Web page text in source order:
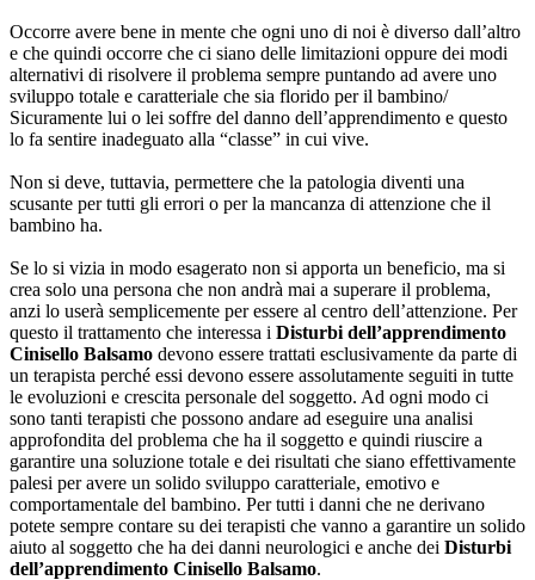
Occorre avere bene in mente che ogni uno di noi è diverso dall’altro
e che quindi occorre che ci siano delle limitazioni oppure dei modi
alternativi di risolvere il problema sempre puntando ad avere uno
sviluppo totale e caratteriale che sia florido per il bambino/
Sicuramente lui o lei soffre del danno dell’apprendimento e questo
lo fa sentire inadeguato alla “classe” in cui vive.
Non si deve, tuttavia, permettere che la patologia diventi una
scusante per tutti gli errori o per la mancanza di attenzione che il
bambino ha.
Se lo si vizia in modo esagerato non si apporta un beneficio, ma si
crea solo una persona che non andrà mai a superare il problema,
anzi lo userà semplicemente per essere al centro dell’attenzione. Per
questo il trattamento che interessa i Disturbi dell’apprendimento
Cinisello Balsamo devono essere trattati esclusivamente da parte di
un terapista perché essi devono essere assolutamente seguiti in tutte
le evoluzioni e crescita personale del soggetto. Ad ogni modo ci
sono tanti terapisti che possono andare ad eseguire una analisi
approfondita del problema che ha il soggetto e quindi riuscire a
garantire una soluzione totale e dei risultati che siano effettivamente
palesi per avere un solido sviluppo caratteriale, emotivo e
comportamentale del bambino. Per tutti i danni che ne derivano
potete sempre contare su dei terapisti che vanno a garantire un solido
aiuto al soggetto che ha dei danni neurologici e anche dei Disturbi
dell’apprendimento Cinisello Balsamo.